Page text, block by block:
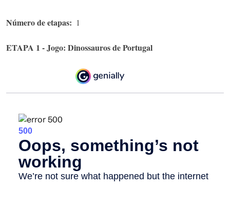
Número de etapas 1
ETAPA 1 - Jogo: Dinossauros de Portugal